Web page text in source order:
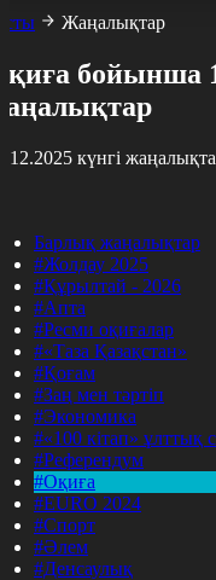
Жаңалықтар
бойынша
күнгі
Барлық жаңалықтар
#Жолдау 2025
#Құрылтай - 2026
#Апта
#Ресми оқиғалар
#«Таза Қазақстан»
#Қоғам
#Заң мен тәртіп
#Экономика
#«100 кітап» ұлттық
#Референдум
#Оқиға
#EURO 2024
#Спорт
#Әлем
#Денсаулық